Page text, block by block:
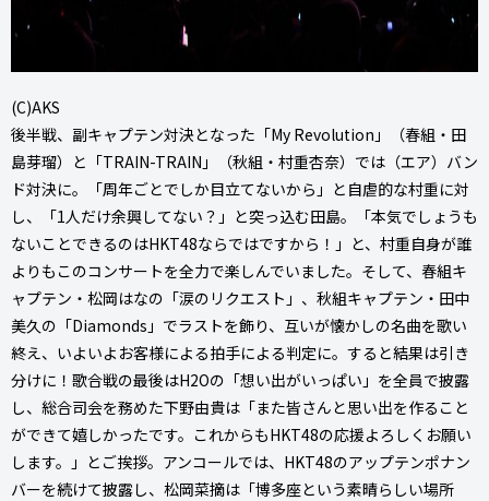
(C)AKS
後半戦、副キャプテン対決となった「My Revolution」（春組・田
島芽瑠）と「TRAIN-TRAIN」（秋組・村重杏奈）では（エア）バン
ド対決に。「周年ごとでしか目立てないから」と自虐的な村重に対
し、「1人だけ余興してない？」と突っ込む田島。「本気でしょうも
ないことできるのはHKT48ならではですから！」と、村重自身が誰
よりもこのコンサートを全力で楽しんでいました。そして、春組キ
ャプテン・松岡はなの「涙のリクエスト」、秋組キャプテン・田中
美久の「Diamonds」でラストを飾り、互いが懐かしの名曲を歌い
終え、いよいよお客様による拍手による判定に。すると結果は引き
分けに！歌合戦の最後はH2Oの「想い出がいっぱい」を全員で披露
し、総合司会を務めた下野由貴は「また皆さんと思い出を作ること
ができて嬉しかったです。これからもHKT48の応援よろしくお願い
します。」とご挨拶。アンコールでは、HKT48のアップテンポナン
バーを続けて披露し、松岡菜摘は「博多座という素晴らしい場所